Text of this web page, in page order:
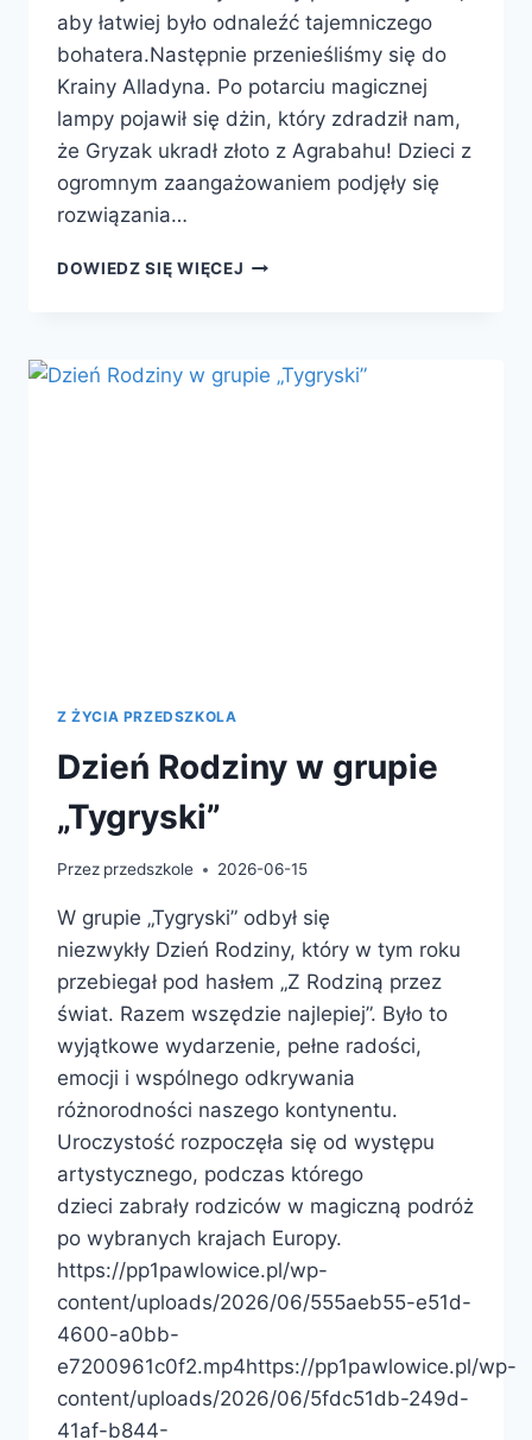
aby łatwiej było odnaleźć tajemniczego
bohatera.Następnie przenieśliśmy się do
Krainy Alladyna. Po potarciu magicznej
lampy pojawił się dżin, który zdradził nam,
że Gryzak ukradł złoto z Agrabahu! Dzieci z
ogromnym zaangażowaniem podjęły się
rozwiązania…
DOWIEDZ SIĘ WIĘCEJ
Z ŻYCIA PRZEDSZKOLA
Dzień Rodziny w grupie
„Tygryski”
Przez przedszkole 2026-06-15
W grupie „Tygryski” odbył się
niezwykły Dzień Rodziny, który w tym roku
przebiegał pod hasłem „Z Rodziną przez
świat. Razem wszędzie najlepiej”. Było to
wyjątkowe wydarzenie, pełne radości,
emocji i wspólnego odkrywania
różnorodności naszego kontynentu.
Uroczystość rozpoczęła się od występu
artystycznego, podczas którego
dzieci zabrały rodziców w magiczną podróż
po wybranych krajach Europy.
https://pp1pawlowice.pl/wp-
content/uploads/2026/06/555aeb55-e51d-
4600-a0bb-
e7200961c0f2.mp4https://pp1pawlowice.pl/wp-
content/uploads/2026/06/5fdc51db-249d-
41af-b844-